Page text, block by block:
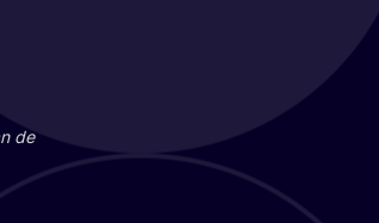
de